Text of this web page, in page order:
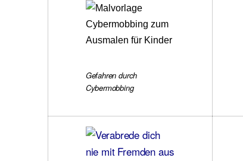
Gefahren durch
Cybermobbing